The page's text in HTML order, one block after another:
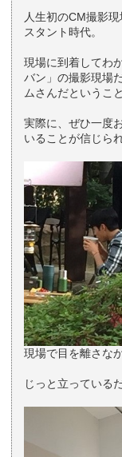
人生初のCM撮影
スタント時代。
現場に到着してわ
バン」の撮影現場
ムさんだというこ
実際に、ぜひ一度
いることが信じら
現場で目を離さな
じっと立っている